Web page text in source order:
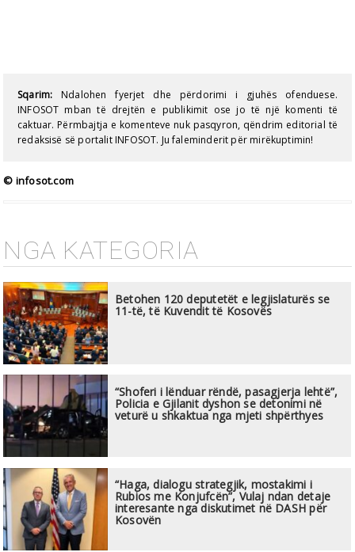
Sqarim: Ndalohen fyerjet dhe përdorimi i gjuhës ofenduese.
INFOSOT mban të drejtën e publikimit ose jo të një komenti të
caktuar. Përmbajtja e komenteve nuk pasqyron, qëndrim editorial të
redaksisë së portalit INFOSOT. Ju faleminderit për mirëkuptimin!
© infosot.com
NGA KATEGORIA
Betohen 120 deputetët e legjislaturës se
11-të, të Kuvendit të Kosovës
“Shoferi i lënduar rëndë, pasagjerja lehtë”,
Policia e Gjilanit dyshon se detonimi në
veturë u shkaktua nga mjeti shpërthyes
“Haga, dialogu strategjik, mostakimi i
Rubios me Konjufcën”, Vulaj ndan detaje
interesante nga diskutimet në DASH për
Kosovën